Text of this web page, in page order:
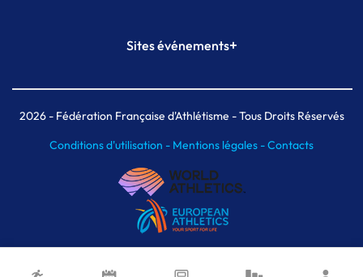
Plateforme Formation
Sites événements+
Meeting de Paris indoor
MAIF Ekiden de Paris
2026- Fédération Française d'Athlétisme - Tous Droits Réservés
Conditions d'utilisation - Mentions légales -Contacts